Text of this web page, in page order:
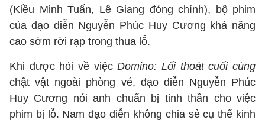
(Kiều Minh Tuấn, Lê Giang đóng chính), bộ phim
của đạo diễn Nguyễn Phúc Huy Cương khả năng
cao sớm rời rạp trong thua lỗ.
Khi được hỏi về việcDomino: Lối thoát cuối cùng
chật vật ngoài phòng vé, đạo diễn Nguyễn Phúc
Huy Cương nói anh chuẩn bị tinh thần cho việc
phim bị lỗ. Nam đạo diễn không chia sẻ cụ thể kinh